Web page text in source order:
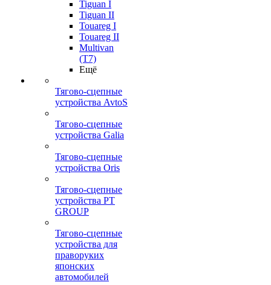
Tiguan I
Tiguan II
Touareg I
Touareg II
Multivan
(T7)
Ещё
Тягово-сцепные
устройства AvtoS
Тягово-сцепные
устройства Galia
Тягово-сцепные
устройства Oris
Тягово-сцепные
устройства PT
GROUP
Тягово-сцепные
устройства для
праворуких
японских
автомобилей